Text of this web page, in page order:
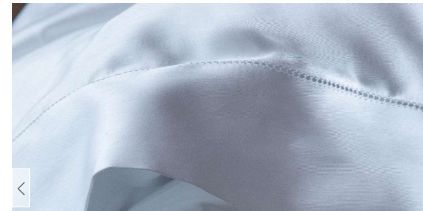
Bildergalerie überspringen